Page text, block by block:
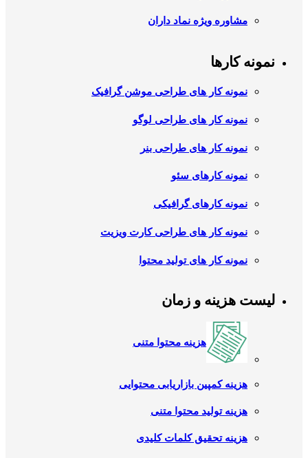
مشاوره ویژه نماد داران
نمونه کارها
نمونه کار های طراحی موشن گرافیک
نمونه کار های طراحی لوگو
نمونه کار های طراحی بنر
نمونه کارهای سئو
نمونه کارهای گرافیکی
نمونه کار های طراحی کارت ویزیت
نمونه کار های تولید محتوا
لیست هزینه و زمان
هزینه محتوا متنی
هزینه کمپین بازاریابی محتوایی
هزینه تولید محتوا متنی
هزینه تحقیق کلمات کلیدی